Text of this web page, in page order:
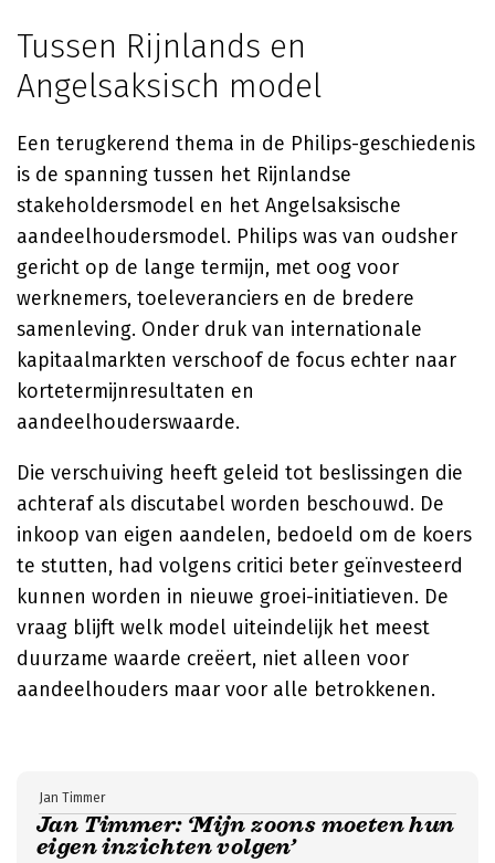
Tussen Rijnlands en
Angelsaksisch model
Een terugkerend thema in de Philips-geschiedenis
is de spanning tussen het Rijnlandse
stakeholdersmodel en het Angelsaksische
aandeelhoudersmodel. Philips was van oudsher
gericht op de lange termijn, met oog voor
werknemers, toeleveranciers en de bredere
samenleving. Onder druk van internationale
kapitaalmarkten verschoof de focus echter naar
kortetermijnresultaten en
aandeelhouderswaarde.
Die verschuiving heeft geleid tot beslissingen die
achteraf als discutabel worden beschouwd. De
inkoop van eigen aandelen, bedoeld om de koers
te stutten, had volgens critici beter geïnvesteerd
kunnen worden in nieuwe groei-initiatieven. De
vraag blijft welk model uiteindelijk het meest
duurzame waarde creëert, niet alleen voor
aandeelhouders maar voor alle betrokkenen.
Jan Timmer: ‘Mijn zoons moeten hun
eigen inzichten volgen’
Jan Timmer